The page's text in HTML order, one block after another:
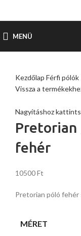
MENÜ
Kezdőlap Férfi pólók
Vissza a
Nagyításhoz
Pretorian
fehér
10500Ft
Pretorian póló fehér
MÉRET